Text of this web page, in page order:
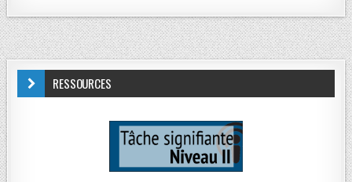
RESSOURCES